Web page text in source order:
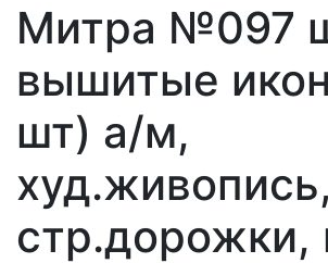
Митра №097
вышитые
шт) а/м,
худ.живопись,
стр.дорожки,